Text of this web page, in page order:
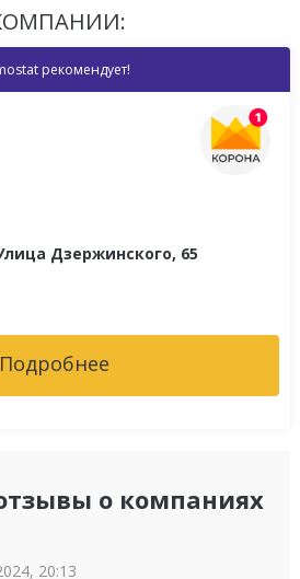
рекомендует!
Дзержинского, 65
Подробнее
о компаниях
20:13